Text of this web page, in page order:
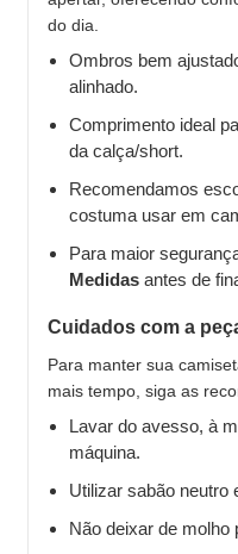
do dia.
Ombros bem
alinhado.
Comprimento ideal
da calça/short.
Recomendamos
costuma usar em
Para maior
Medidas antes de
Cuidados com a
Para manter sua
mais tempo, siga as
Lavar do avesso, à
máquina.
Utilizar sabão neutro
Não deixar de molho